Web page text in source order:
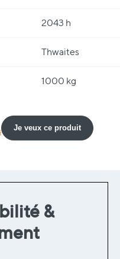
2043 h
Thwaites
1000 kg
Je veux ce produit
&